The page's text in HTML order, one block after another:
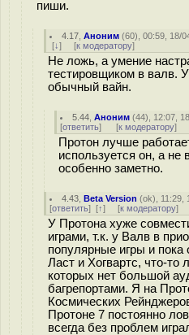
пиши.
4.17 ,Аноним (60), 00:59, 18/
[↓] [к модератору]
Не ложь, а умение
тестировщиком в валв.
обычный вайн.
5.44 ,Аноним (44), 12:07,
[ответить] [к модератору]
Протон лучше
используется он, а не
особенно заметно.
4.43 ,Beta Version (ok), 11:29,
[ответить] [↑] [к модератору]
У Протона хуже
играми, т.к. у Валв в
популярные игры и пока
Ласт и Хогвартс, что-то
которых нет большой
багрепортами. Я на
Космических
Протоне 7 постоянно
всегда без проблем